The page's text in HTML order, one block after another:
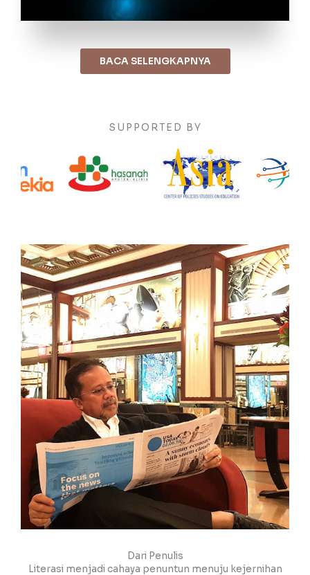
BACA SELENGKAPNYA
SUPPORTED BY
Dari Penulis
Literasi menjadi cahaya penuntun menuju kejernihan